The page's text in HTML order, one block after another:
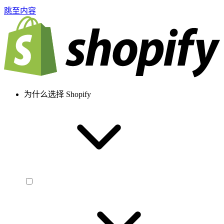
跳至内容
为什么选择 Shopify